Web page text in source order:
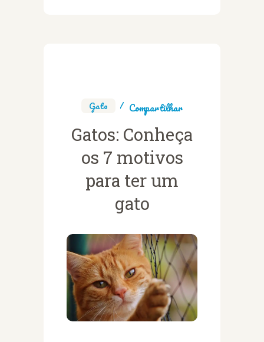
Gato Compartilhar
Gatos: Conheça
os 7 motivos
para ter um
gato